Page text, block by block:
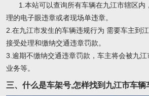
1.本站可以查询所有车辆在九江市辖区内
理的电子眼违章或者现场单违章。
2.在九江市发生的车辆违规行为 需要车主到
接受处理和缴纳交通违章罚款。
3.逾期不缴纳交通违章罚款，车主将会被九
业务等。
三、什么是车架号,怎样找到九江市车辆